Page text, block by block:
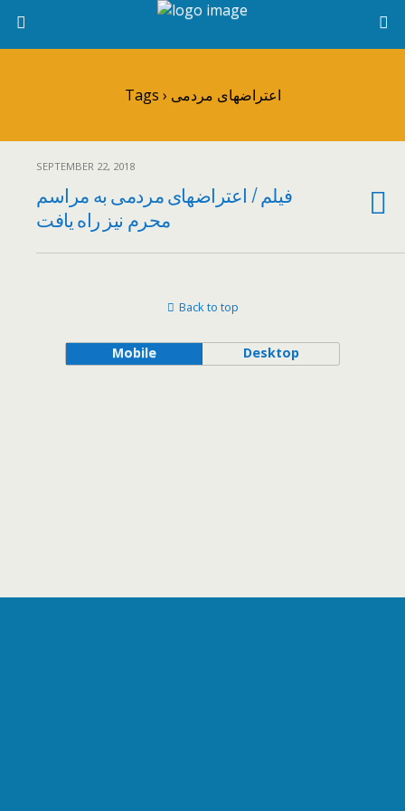
Tags › اعتراضهای مردمی
SEPTEMBER 22, 2018
فیلم / اعتراضهای مردمی به مراسم
محرم نیز راه یافت
Back to top
Mobile Desktop